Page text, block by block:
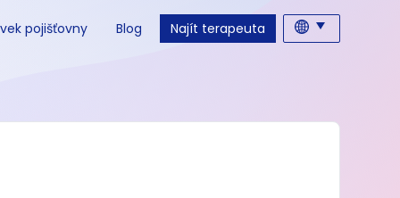
pojišťovny Blog Najít terapeuta